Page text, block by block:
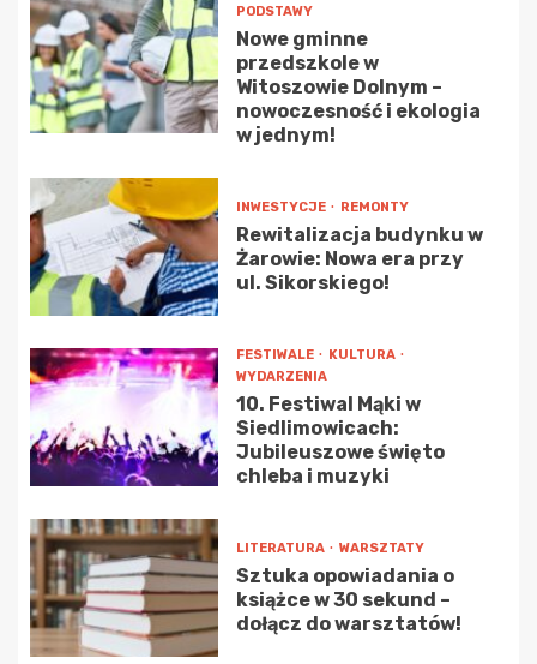
PODSTAWY
Nowe gminne
przedszkole w
Witoszowie Dolnym –
nowoczesność i ekologia
w jednym!
INWESTYCJE REMONTY
Rewitalizacja budynku w
Żarowie: Nowa era przy
ul. Sikorskiego!
FESTIWALE
KULTURA
WYDARZENIA
10. Festiwal Mąki w
Siedlimowicach:
Jubileuszowe święto
chleba i muzyki
LITERATURA WARSZTATY
Sztuka opowiadania o
książce w 30 sekund –
dołącz do warsztatów!